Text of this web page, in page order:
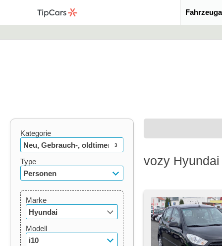
Kategorie
Neu, Gebrauch-, oldtimer
3
Type
Personen
Marke
Hyundai
Modell
i10
vozy